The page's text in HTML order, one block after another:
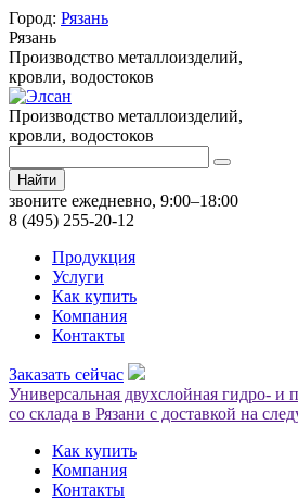
Город: Рязань
Рязань
Производство металлоизделий,
кровли, водостоков
Производство металлоизделий,
кровли, водостоков
Найти
звоните ежедневно, 9:00–18:00
8 (495) 255-20-12
Продукция
Услуги
Как купить
Компания
Контакты
Заказать сейчас
Универсальная двухслойная гидро- и
со склада в Рязани с доставкой на
Как купить
Компания
Контакты